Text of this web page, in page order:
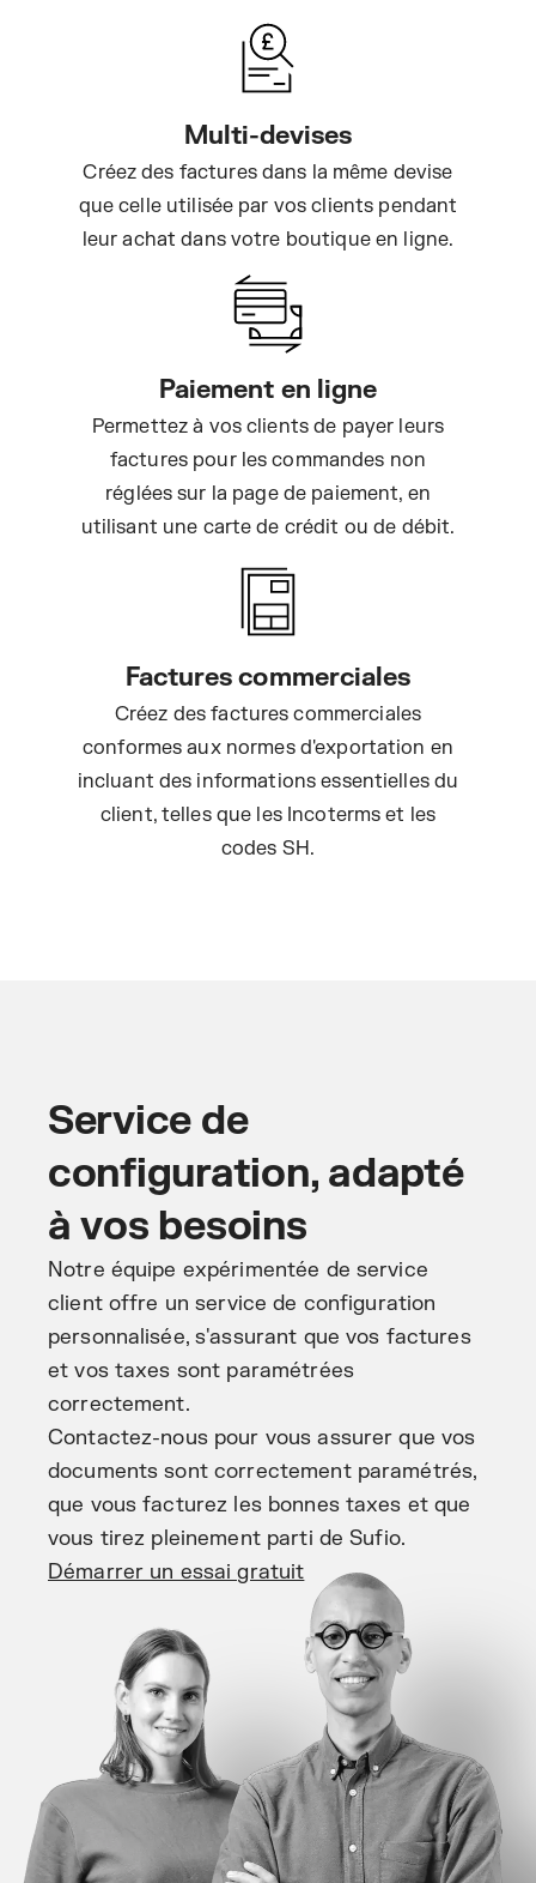
Multi-devises
Créez des factures dans la même devise
que celle utilisée par vos clients pendant
leur achat dans votre boutique en ligne.
Paiement en ligne
Permettez à vos clients de payer leurs
factures pour les commandes non
réglées sur la page de paiement, en
utilisant une carte de crédit ou de débit.
Factures commerciales
Créez des factures commerciales
conformes aux normes d'exportation en
incluant des informations essentielles du
client, telles que les Incoterms et les
codes SH.
Service de
configuration, adapté
à vos besoins
Notre équipe expérimentée de service
client offre un service de configuration
personnalisée, s'assurant que vos factures
et vos taxes sont paramétrées
correctement.
Contactez-nous pour vous assurer que vos
documents sont correctement paramétrés,
que vous facturez les bonnes taxes et que
vous tirez pleinement parti de Sufio.
Démarrer un essai gratuit